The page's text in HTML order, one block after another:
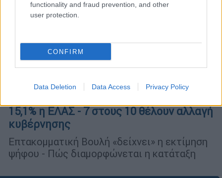
functionality and fraud prevention, and other
user protection.
CONFIRM
Data Deletion Data Access Privacy Policy
Πολιτική|03.06.2026 21:00
15,1% η ΕΛΑΣ - 7 στους 10 θέλουν αλλαγή
κυβέρνησης
Επτακομματική Βουλή «δείχνει» η εκτίμηση
ψήφου - Πώς διαμορφώνεται η κατάταξη